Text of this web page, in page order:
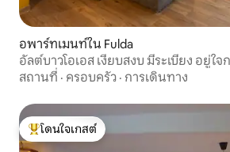
อพาร์ทเมนท์ใน Fulda
อัลต์บาวโอเอส เงียบสงบ มีระเบียง อยู่ใจ
จากสถานี
สถานที่ · ครอบครัว · การเดินทาง
โดนใจเกสต์ที่สุด
โดนใจเกสต์